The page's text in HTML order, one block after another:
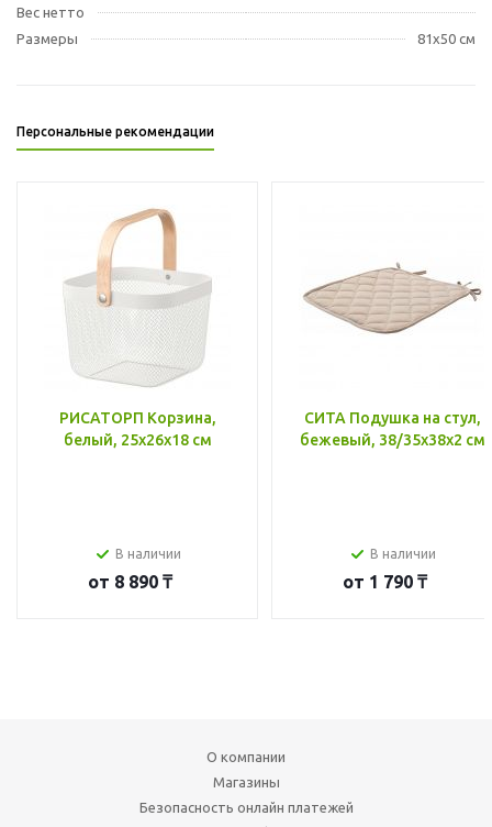
Вес нетто
Размеры
81x50 см
Персональные рекомендации
РИСАТОРП Корзина,
белый, 25x26x18 см
В наличии
от 8 890 ₸
СИТА Подушка на стул,
бежевый, 38/35x38x2 см
В наличии
от 1 790 ₸
О компании
Магазины
Безопасность онлайн платежей